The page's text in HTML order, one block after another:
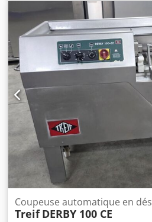
Coupeuse automatique en dés
Treif DERBY 100 CE